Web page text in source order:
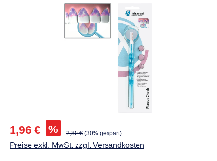
Abbildungen können vom Original abweichen.
Verkaufspreis:
1,96 € % Regulärer Preis:
2,80 € (30% gespart)
Preise exkl. MwSt. zzgl. Versandkosten